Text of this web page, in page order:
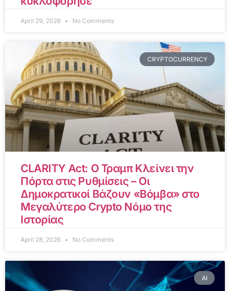
April 29, 2026 No Comments
CRYPTOCURRENCY
CLARITY Act: Ο Τραμπ Κλείνει την
Πόρτα στις Ρυθμίσεις – Οι
Δημοκρατικοί Βάζουν «Βόμβα» στο
Μεγαλύτερο Crypto Νόμο της
Ιστορίας
April 28, 2026 No Comments
AI